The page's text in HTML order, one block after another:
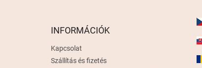
INFORMÁCIÓK
Kapcsolat
Szállítás és fizetés